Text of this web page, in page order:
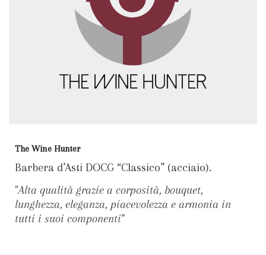
The Wine Hunter
Barbera d’Asti DOCG “Classico” (acciaio).
"Alta qualità grazie a corposità, bouquet,
lunghezza, eleganza, piacevolezza e armonia in
tutti i suoi componenti"